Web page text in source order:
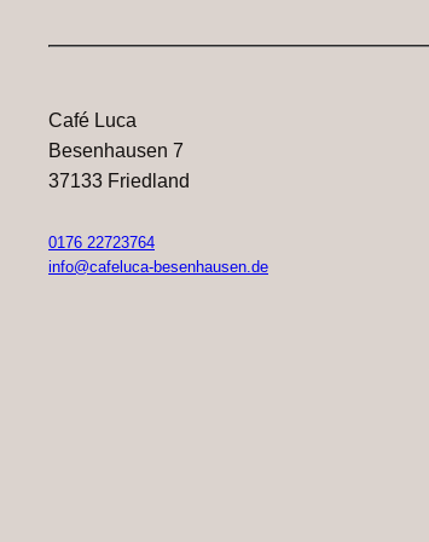
Café Luca
Besenhausen 7
37133 Friedland
0176 22723764
info@cafeluca-besenhausen.de